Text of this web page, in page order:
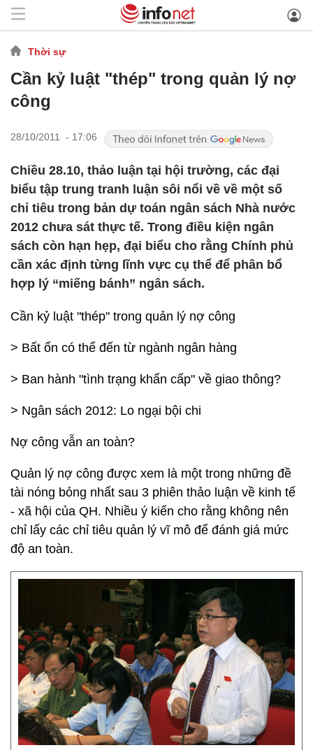
Thời sự
Cần kỷ luật "thép" trong quản lý nợ
công
28/10/2011 - 17:06
Chiều 28.10, thảo luận tại hội trường, các đại
biểu tập trung tranh luận sôi nổi về về một số
chỉ tiêu trong bản dự toán ngân sách Nhà nước
2012 chưa sát thực tế. Trong điều kiện ngân
sách còn hạn hẹp, đại biểu cho rằng Chính phủ
cần xác định từng lĩnh vực cụ thể để phân bổ
hợp lý “miếng bánh” ngân sách.
Cần kỷ luật "thép" trong quản lý nợ công
> Bất ổn có thể đến từ ngành ngân hàng
> Ban hành "tình trạng khẩn cấp" về giao thông?
> Ngân sách 2012: Lo ngại bội chi
Nợ công vẫn an toàn?
Quản lý nợ công được xem là một trong những đề
tài nóng bỏng nhất sau 3 phiên thảo luận về kinh tế
- xã hội của QH. Nhiều ý kiến cho rằng không nên
chỉ lấy các chỉ tiêu quản lý vĩ mô để đánh giá mức
độ an toàn.